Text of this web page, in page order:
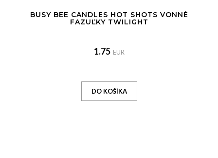
BUSY BEE CANDLES HOT SHOTS VONNÉ
FAZUĽKY TWILIGHT
1.75 EUR